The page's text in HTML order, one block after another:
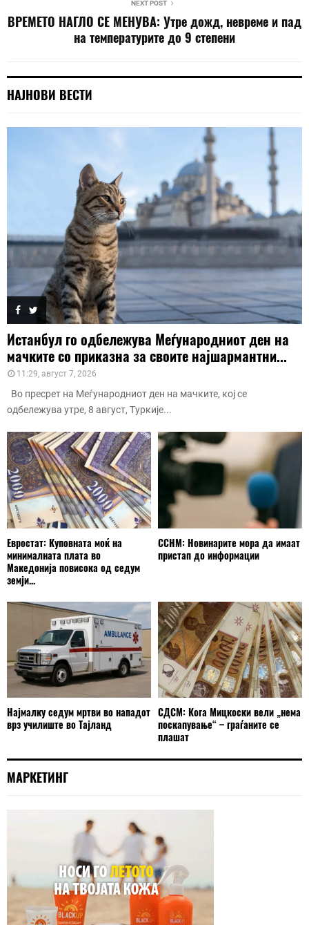
NEXT POST
ВРЕМЕТО НАГЛО СЕ МЕНУВА: Утре дожд, невреме и пад
на температурите до 9 степени
НАЈНОВИ ВЕСТИ
Истанбул го одбележува Меѓународниот ден на
мачките со приказна за своите најшармантни...
11:29, август 7, 2026
Во пресрет на Меѓународниот ден на мачките, кој се
одбележува утре, 8 август, Туркије...
Евростат: Куповната моќ на
минималната плата во
Македонија повисока од седум
земји...
ССНМ: Новинарите мора да имаат
пристап до информации
Најмалку седум мртви во нападот
врз училиште во Тајланд
СДСМ: Кога Мицкоски вели „нема
поскапување“ – граѓаните се
плашат
МАРКЕТИНГ